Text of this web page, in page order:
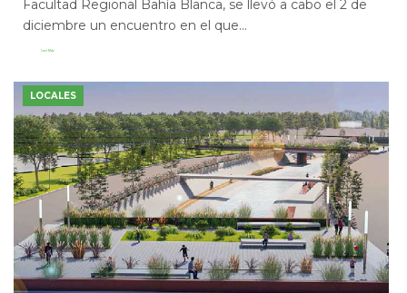
Facultad Regional Bahía Blanca, se llevó a cabo el 2 de
diciembre un encuentro en el que...
Leer Más
LOCALES